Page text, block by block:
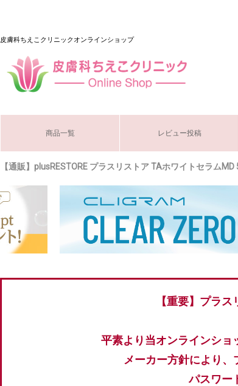
皮膚科ちえこクリニックオンラインショップ
商品一覧 レビュー投稿
【通販】plusRESTORE プラスリストア TAホワイトセラムMD
【重要】プラ
平素より当オンラインショ
メーカー方針により、
パスワー